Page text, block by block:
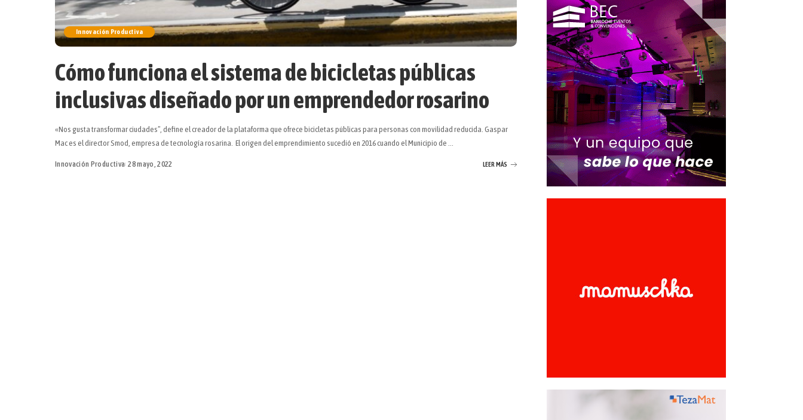
Innovación Productiva
Cómo funciona el sistema de bicicletas públicas
inclusivas diseñado por un emprendedor rosarino
«Nos gusta transformar ciudades”, define el creador de la plataforma que ofrece bicicletas públicas para personas con movilidad reducida. Gaspar
Mac es el director Smod, empresa de tecnología rosarina. El origen del emprendimiento sucedió en 2016 cuando el Municipio de ...
Innovación Productiva 28 mayo, 2022 LEER MÁS